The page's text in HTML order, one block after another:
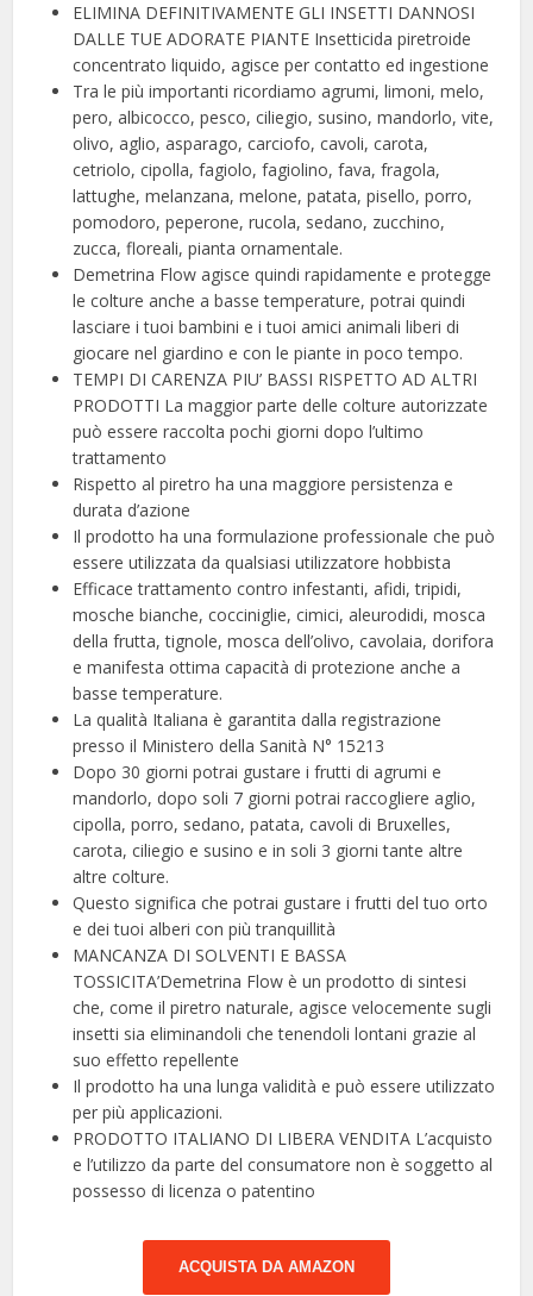
ELIMINA DEFINITIVAMENTE GLI INSETTI DANNOSI
DALLE TUE ADORATE PIANTE Insetticida piretroide
concentrato liquido, agisce per contatto ed ingestione
Tra le più importanti ricordiamo agrumi, limoni, melo,
pero, albicocco, pesco, ciliegio, susino, mandorlo, vite,
olivo, aglio, asparago, carciofo, cavoli, carota,
cetriolo, cipolla, fagiolo, fagiolino, fava, fragola,
lattughe, melanzana, melone, patata, pisello, porro,
pomodoro, peperone, rucola, sedano, zucchino,
zucca, floreali, pianta ornamentale.
Demetrina Flow agisce quindi rapidamente e protegge
le colture anche a basse temperature, potrai quindi
lasciare i tuoi bambini e i tuoi amici animali liberi di
giocare nel giardino e con le piante in poco tempo.
TEMPI DI CARENZA PIU’ BASSI RISPETTO AD ALTRI
PRODOTTI La maggior parte delle colture autorizzate
può essere raccolta pochi giorni dopo l’ultimo
trattamento
Rispetto al piretro ha una maggiore persistenza e
durata d’azione
Il prodotto ha una formulazione professionale che può
essere utilizzata da qualsiasi utilizzatore hobbista
Efficace trattamento contro infestanti, afidi, tripidi,
mosche bianche, cocciniglie, cimici, aleurodidi, mosca
della frutta, tignole, mosca dell’olivo, cavolaia, dorifora
e manifesta ottima capacità di protezione anche a
basse temperature.
La qualità Italiana è garantita dalla registrazione
presso il Ministero della Sanità N° 15213
Dopo 30 giorni potrai gustare i frutti di agrumi e
mandorlo, dopo soli 7 giorni potrai raccogliere aglio,
cipolla, porro, sedano, patata, cavoli di Bruxelles,
carota, ciliegio e susino e in soli 3 giorni tante altre
altre colture.
Questo significa che potrai gustare i frutti del tuo orto
e dei tuoi alberi con più tranquillità
MANCANZA DI SOLVENTI E BASSA
TOSSICITA’Demetrina Flow è un prodotto di sintesi
che, come il piretro naturale, agisce velocemente sugli
insetti sia eliminandoli che tenendoli lontani grazie al
suo effetto repellente
Il prodotto ha una lunga validità e può essere utilizzato
per più applicazioni.
PRODOTTO ITALIANO DI LIBERA VENDITA L’acquisto
e l’utilizzo da parte del consumatore non è soggetto al
possesso di licenza o patentino
ACQUISTA DA AMAZON